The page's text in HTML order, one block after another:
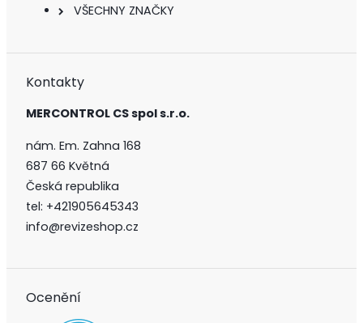
VŠECHNY ZNAČKY
Kontakty
MERCONTROL CS spol s.r.o.
nám. Em. Zahna 168
687 66 Květná
Česká republika
tel: +421905645343
info@revizeshop.cz
Ocenění